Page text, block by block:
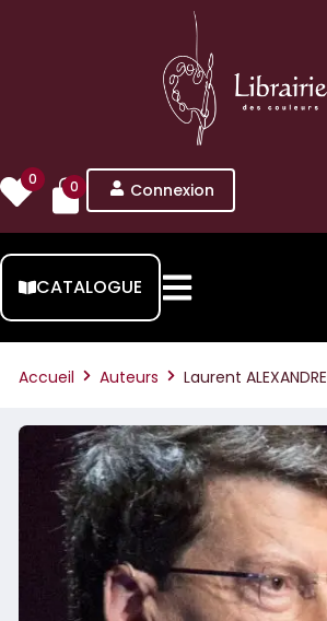
0 0 Connexion
CATALOGUE
Accueil Auteurs Laurent ALEXANDRE